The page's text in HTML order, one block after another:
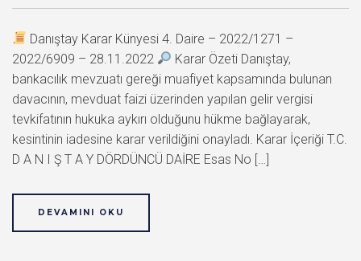
Danıştay Karar Künyesi 4. Daire – 2022/1271 –
2022/6909 – 28.11.2022
Karar Özeti Danıştay,
bankacılık mevzuatı gereği muafiyet kapsamında bulunan
davacının, mevduat faizi üzerinden yapılan gelir vergisi
tevkifatının hukuka aykırı olduğunu hükme bağlayarak,
kesintinin iadesine karar verildiğini onayladı. Karar İçeriği T.C.
D A N I Ş T A Y DÖRDÜNCÜ DAİRE Esas No […]
DEVAMINI OKU